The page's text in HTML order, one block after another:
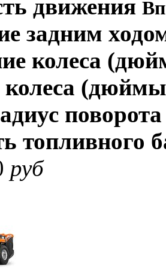
движения
задним
колеса
колеса
топливного
руб